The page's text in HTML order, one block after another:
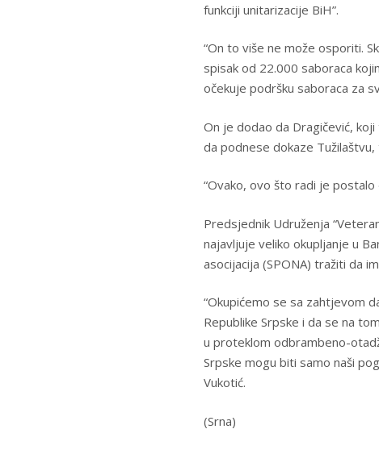
funkciji unitarizacije BiH”.
“On to više ne može osporiti.
spisak od 22.000 saboraca
očekuje podršku saboraca za
On je dodao da Dragičević,
da podnese dokaze
“Ovako, ovo što radi je postalo
Predsjednik Udruženja
najavljuje veliko okupljanje u
asocijacija (SPONA) tražiti da
“Okupićemo se sa zahtjevom
Republike Srpske i da se na
u proteklom odbrambeno-
Srpske mogu biti samo naši
Vukotić.
(Srna)